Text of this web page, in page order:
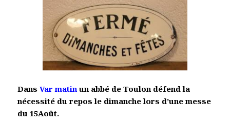
DansVar matinun abbé de Toulon défend la
nécessité du repos le dimanche lors d’une messe
du 15Août.